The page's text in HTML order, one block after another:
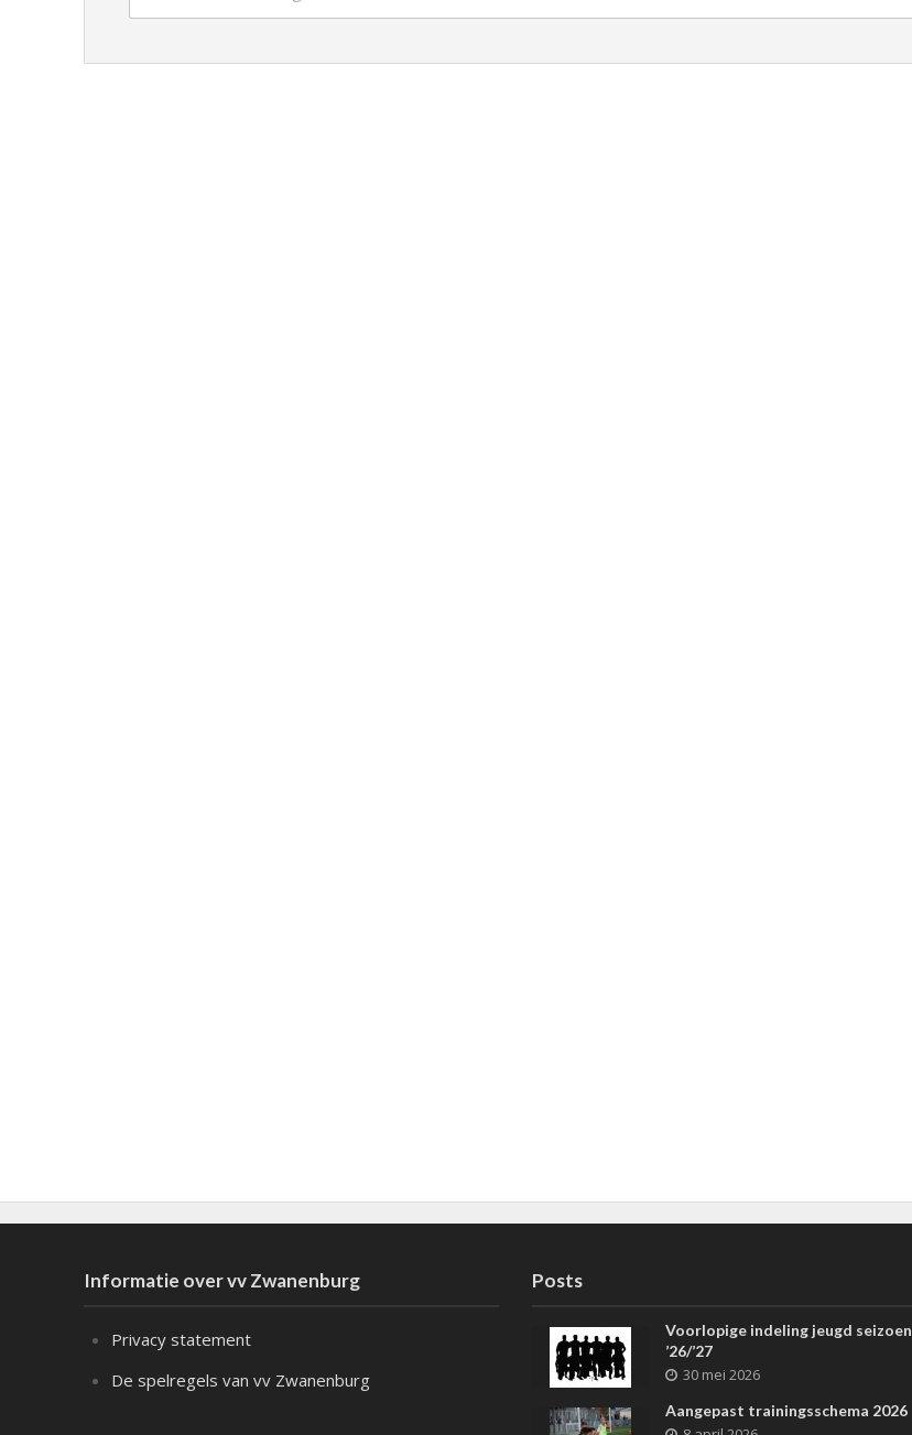
Informatie over vv Zwanenburg
Privacy statement
De spelregels van vv Zwanenburg
Posts
Voorlopige indeling jeugd seizoen
’26/’27
30 mei 2026
Aangepast trainingsschema 2026